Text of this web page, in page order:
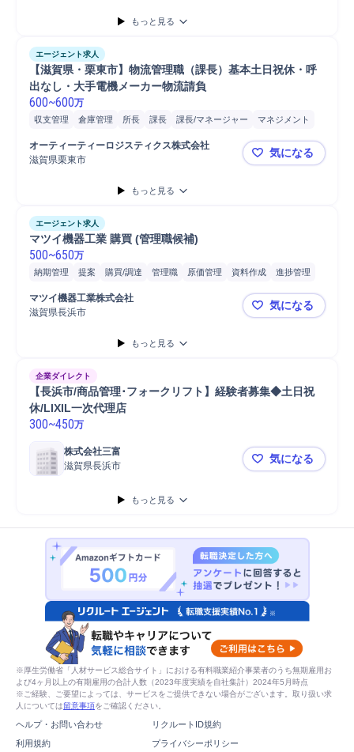
もっと見る
エージェント求人
【滋賀県・栗東市】物流管理職（課長）基本土日祝休・呼
出なし・大手電機メーカー物流請負
600~600万
収支管理 倉庫管理 所長 課長 課長/マネージャー マネジメント
オーティーティーロジスティクス株式会社
滋賀県栗東市
【滋賀県・
気になる
もっと見る
エージェント求人
マツイ機器工業 購買 (管理職候補)
500~650万
納期管理 提案 購買/調達 管理職 原価管理 資料作成
進捗管理
SCM/生産管理/購買/物流
マツイ機器工業株式会社
滋賀県長浜市
マツイ機器
気になる
もっと見る
企業ダイレクト
【長浜市/商品管理･フォークリフト】経験者募集◆土日祝
休/LIXIL一次代理店
300~450万
株式会社三富
滋賀県長浜市
【長浜市/
気になる
もっと見る
※厚生労働省「人材サービス総合サイト」における有料職業紹介事業者のうち無期雇用お
よび4ヶ月以上の有期雇用の合計人数（2023年度実績を自社集計）2024年5月時点
※ご経験、ご要望によっては、サービスをご提供できない場合がございます。取り扱い求
人については留意事項をご確認ください。
ヘルプ・お問い合わせ
リクルートID規約
利用規約
プライバシーポリシー